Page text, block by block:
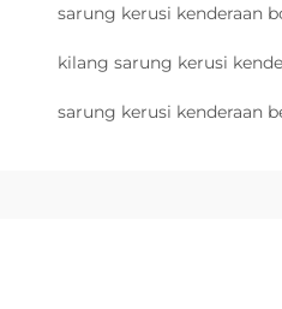
sarung kerusi kenderaan
kilang sarung kerusi
sarung kerusi kenderaan